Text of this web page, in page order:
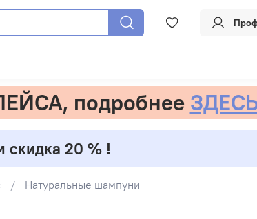
подробнее
скидка 20 % !
Натуральные шампуни